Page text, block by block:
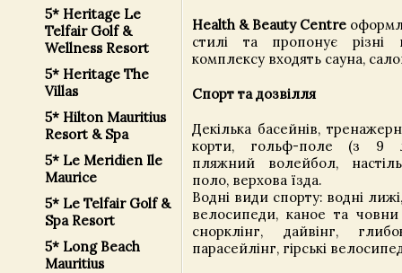
5* Heritage Le
Telfair Golf &
Wellness Resort
5* Heritage The
Villas
5* Hilton Mauritius
Resort & Spa
5* Le Meridien Ile
Maurice
5* Le Telfair Golf &
Spa Resort
5* Long Beach
Mauritius
Health & Beauty Centre
стилі та пропонує
комплексу входять сауна,
Спорт та дозвілля
Декілька басейнів,
корти, гольф-поле (з 9
пляжний волейбол,
поло, верхова їзда.
Водні види спорту: водні
велосипеди, каное та
снорклінг, дайвінг,
парасейлінг, гірські